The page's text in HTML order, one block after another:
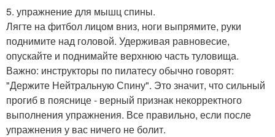
5. упражнение для мышц спины.
Лягте на фитбол лицом вниз, ноги выпрямите, руки
поднимите над головой. Удерживая равновесие,
опускайте и поднимайте верхнюю часть туловища.
Важно: инструкторы по пилатесу обычно говорят:
"Держите Нейтральную Спину". Это значит, что сильный
прогиб в пояснице - верный признак некорректного
выполнения упражнения. Все правильно, если после
упражнения у вас ничего не болит.